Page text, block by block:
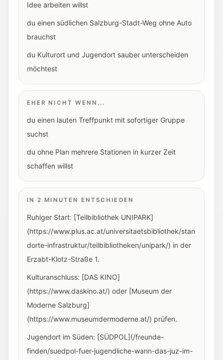
Idee arbeiten willst
du einen südlichen Salzburg-Stadt-Weg ohne Auto
brauchst
du Kulturort und Jugendort sauber unterscheiden
möchtest
EHER NICHT WENN...
du einen lauten Treffpunkt mit sofortiger Gruppe
suchst
du ohne Plan mehrere Stationen in kurzer Zeit
schaffen willst
IN 2 MINUTEN ENTSCHIEDEN
Ruhiger Start: [Teilbibliothek UNIPARK]
(https://www.plus.ac.at/universitaetsbibliothek/stan
dorte-infrastruktur/teilbibliotheken/unipark/) in der
Erzabt-Klotz-Straße 1.
Kulturanschluss: [DAS KINO]
(https://www.daskino.at/) oder [Museum der
Moderne Salzburg]
(https://www.museumdermoderne.at/) prüfen.
Jugendort im Süden: [SÜDPOL](/freunde-
finden/suedpol-fuer-jugendliche-wann-das-juz-im-